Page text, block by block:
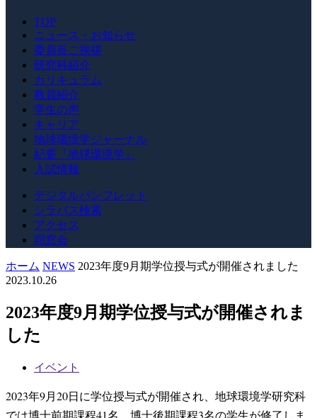
TOP
ニュース・お知らせ
委員長ご挨拶
研究科紹介
カリキュラム
教員紹介
学生の声
キャリア
地球環境学ジャーナル
紀要『地球環境学』
入試情報
デジタルパンフレット
シラバス検索
アクセス
同窓会
ホーム NEWS 2023年度9月期学位授与式が開催されました
2023.10.26
2023年度9月期学位授与式が開催されま
した
イベント
2023年9月20日に学位授与式が開催され、地球環境学研究科
では博士前期課程41名、博士後期課程3名の学生が修了しま